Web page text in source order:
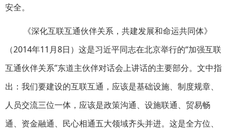
安全。
《深化互联互通伙伴关系，共建发展和命运共同体》
（2014年11月8日）这是习近平同志在北京举行的“加强互联
互通伙伴关系”东道主伙伴对话会上讲话的主要部分。文中指
出：我们要建设的互联互通，应该是基础设施、制度规章、
人员交流三位一体，应该是政策沟通、设施联通、贸易畅
通、资金融通、民心相通五大领域齐头并进。这是全方位、